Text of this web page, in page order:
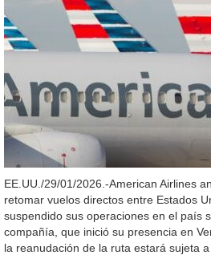
EE.UU./29/01/2026.-American Airlines
retomar vuelos directos entre Estados
suspendido sus operaciones en el país
compañía, que inició su presencia en
la reanudación de la ruta estará sujeta